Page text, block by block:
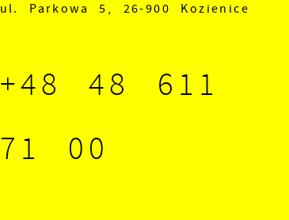
ul. Parkowa 5, 26-900 Kozienice
+48 48 611
71 00